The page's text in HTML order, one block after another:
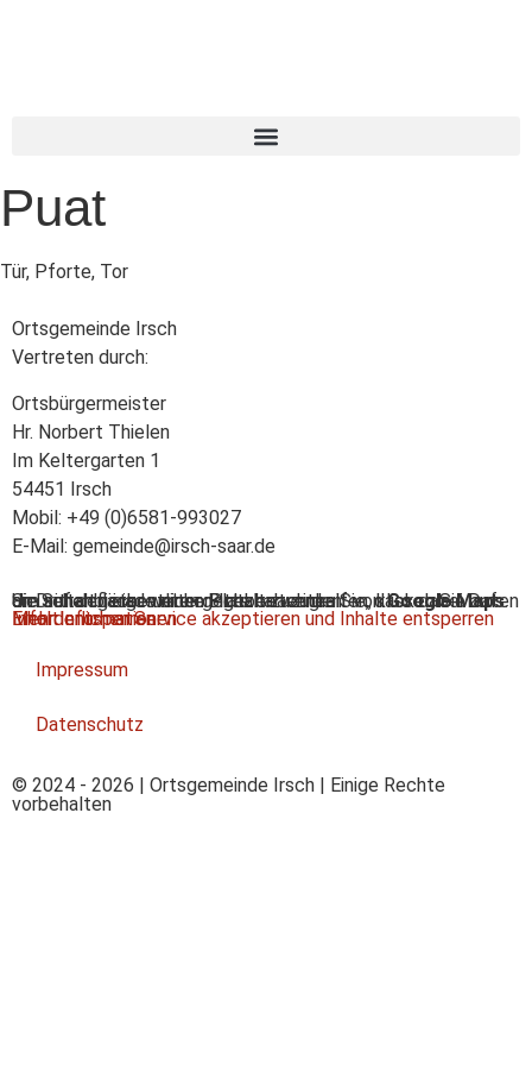
Puat
Tür, Pforte, Tor
Ortsgemeinde Irsch
Vertreten durch:
Ortsbürgermeister
Hr. Norbert Thielen
Im Keltergarten 1
54451 Irsch
Mobil: +49 (0)6581-993027
E-Mail: gemeinde@irsch-saar.de
Sie sehen gerade einen Platzhalterinhalt vonGoogle Maps
. Um auf den eigentlichen Inhalt zuzugreifen, klicken Sie auf die Schaltfläche unten. Bitte beachten Sie, dass dabei Daten an Drittanbieter weitergegeben werden.
Mehr Informationen
Inhalt entsperren
Erforderlichen Service akzeptieren und Inhalte entsperren
Impressum
Datenschutz
© 2024 - 2026 | Ortsgemeinde Irsch | Einige Rechte
vorbehalten